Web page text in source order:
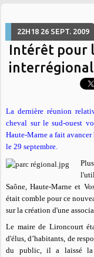
22H18 26 SEPT. 2009
Intérêt pour
interrégional
La dernière réunion
cheval sur le sud-ouest
Haute-Marne a fait
le 29 septembre.
Saône, Haute-Marne et
était comble pour ce
sur la création d'une
Le maire de Lironcourt
d'élus, d’habitants, de
du public, il a laissé la